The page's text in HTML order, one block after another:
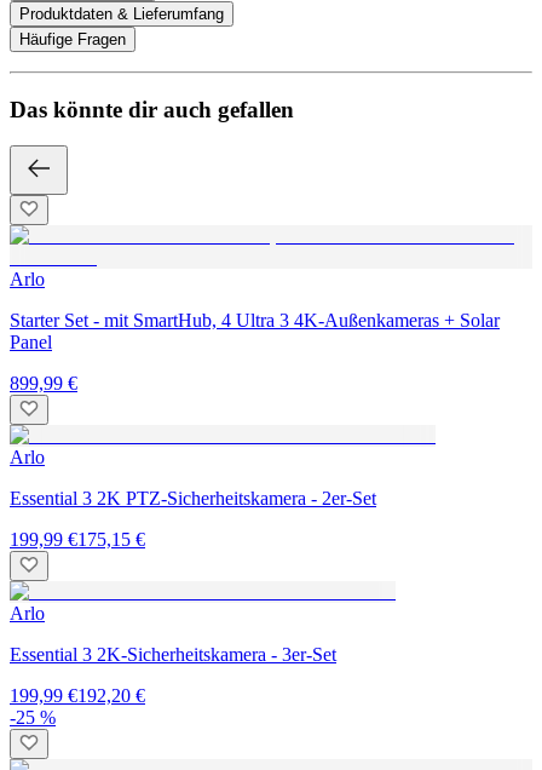
Produktdaten & Lieferumfang
Häufige Fragen
Das könnte dir auch gefallen
Arlo
Starter Set - mit SmartHub, 4 Ultra 3 4K-Außenkameras + Solar
Panel
899,99 €
Arlo
Essential 3 2K PTZ-Sicherheitskamera - 2er-Set
199,99 €175,15 €
Arlo
Essential 3 2K-Sicherheitskamera - 3er-Set
199,99 €192,20 €
-25 %